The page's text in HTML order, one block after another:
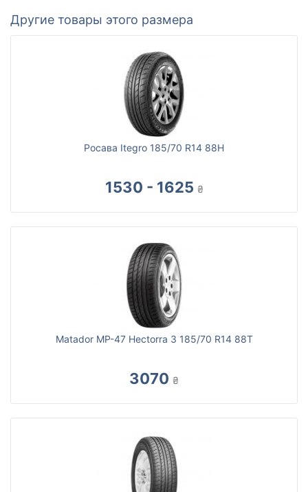
Другие товары этого размера
Росава Itegro 185/70 R14 88H
1530 - 1625 ₴
Matador MP-47 Hectorra 3 185/70 R14 88T
3070 ₴